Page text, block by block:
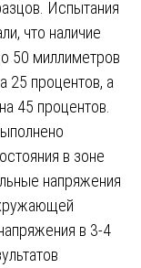
Испытания
что наличие
50 миллиметров
25 процентов, а
45 процентов.
в зоне
напряжения
в 3-4